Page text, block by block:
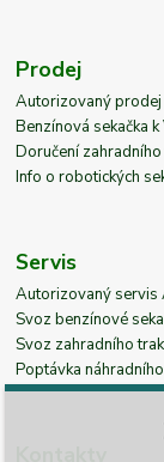
Prodej
Autorizovaný
Benzínová sekačka
Doručení
Info o robotických
Servis
Autorizovaný servis
Svoz benzínové
Svoz zahradního
Poptávka